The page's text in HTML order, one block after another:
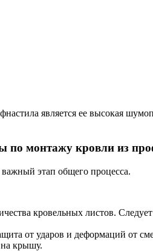
является ее высокая
по монтажу кровли из
этап общего процесса.
кровельных листов.
от ударов и деформаций от
на крышу.